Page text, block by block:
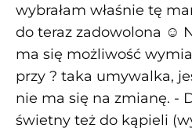
wybrałam właśnie tę
do teraz zadowolona ☺️
ma się możliwość
przy ? taka umywalka,
nie ma się na zmianę. -
świetny też do kąpieli